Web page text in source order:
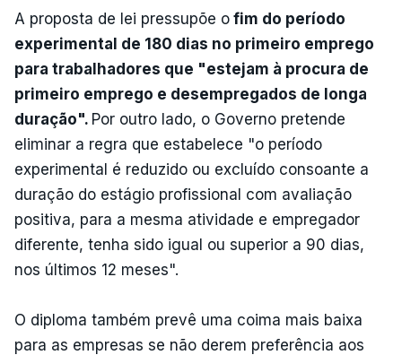
A proposta de lei pressupõe o fim do período
experimental de 180 dias no primeiro emprego
para trabalhadores que "estejam à procura de
primeiro emprego e desempregados de longa
duração". Por outro lado, o Governo pretende
eliminar a regra que estabelece "o período
experimental é reduzido ou excluído consoante a
duração do estágio profissional com avaliação
positiva, para a mesma atividade e empregador
diferente, tenha sido igual ou superior a 90 dias,
nos últimos 12 meses".
O diploma também prevê uma coima mais baixa
para as empresas se não derem preferência aos